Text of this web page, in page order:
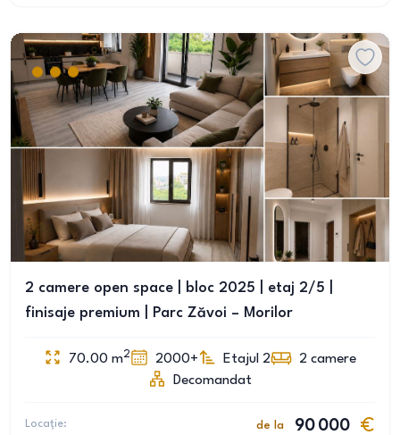
2 camere open space | bloc 2025 | etaj 2/5 |
finisaje premium | Parc Zăvoi – Morilor
70.00 m2 2000+ Etajul 2 2 camere
Decomandat
Locație:
de la 90 000